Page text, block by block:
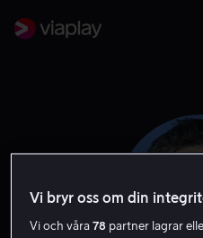
Vi bryr oss om din
Vi och våra78 partner lagrar